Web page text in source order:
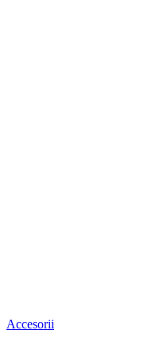
Accesorii